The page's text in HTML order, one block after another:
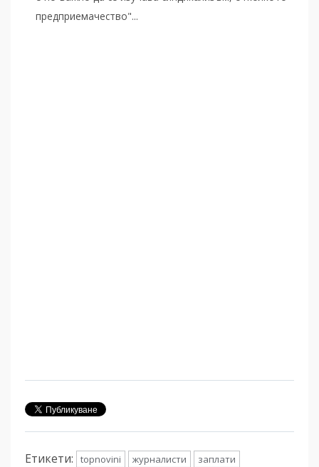
предприемачество"...
Етикети: topnovini журналисти
заплати